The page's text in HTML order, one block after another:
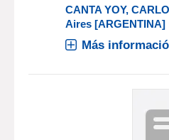
CANTA YOY,
Aires [ARGENTINA]
Más